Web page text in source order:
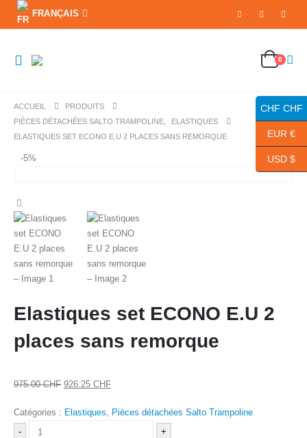
FRANÇAIS
0
ACCUEIL
PRODUITS
PIÈCES DÉTACHÉES SALTO TRAMPOLINE
ELASTIQUES
ELASTIQUES SET ECONO E.U 2 PLACES SANS REMORQUE
-5%
Elastiques set ECONO E.U 2
places sans remorque
975.00CHF Le
initial
926.25 CHFLe
actuel
Catégories : Elastiques
Pièces détachées Salto Trampoline
-
+
CHF CHF
EUR €
USD $